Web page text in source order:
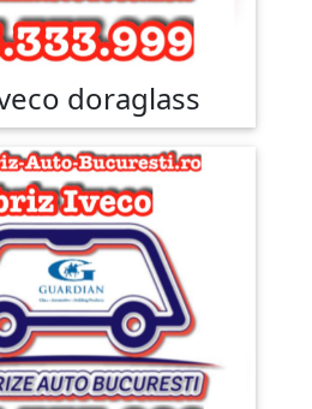
doraglass